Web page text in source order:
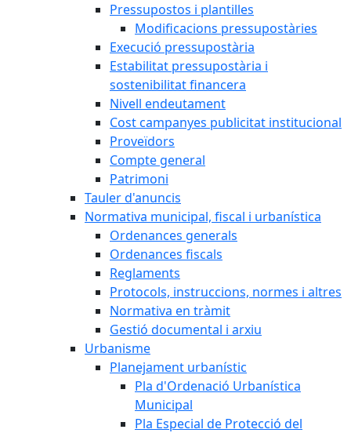
Pressupostos i plantilles
Modificacions pressupostàries
Execució pressupostària
Estabilitat pressupostària i
sostenibilitat financera
Nivell endeutament
Cost campanyes publicitat institucional
Proveïdors
Compte general
Patrimoni
Tauler d'anuncis
Normativa municipal, fiscal i urbanística
Ordenances generals
Ordenances fiscals
Reglaments
Protocols, instruccions, normes i altres
Normativa en tràmit
Gestió documental i arxiu
Urbanisme
Planejament urbanístic
Pla d'Ordenació Urbanística
Municipal
Pla Especial de Protecció del